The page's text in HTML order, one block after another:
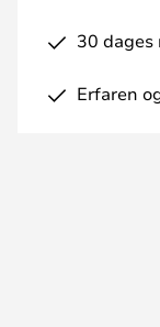
30 dages
Erfaren